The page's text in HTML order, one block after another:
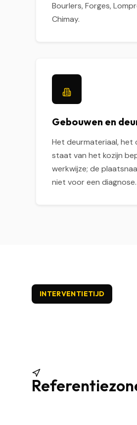
Bourlers, Forges,
Chimay.
Gebouwen en
Het deurmateriaal, het
staat van het kozijn
werkwijze; de
niet voor een diagnose.
INTERVENTIETIJD